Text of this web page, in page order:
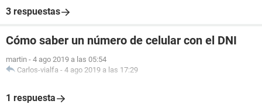
3 respuestas
Cómo saber un número de celular con el DNI
martin - 4 ago 2019 a las 05:54
Carlos-vialfa - 4 ago 2019 a las 17:29
1 respuesta